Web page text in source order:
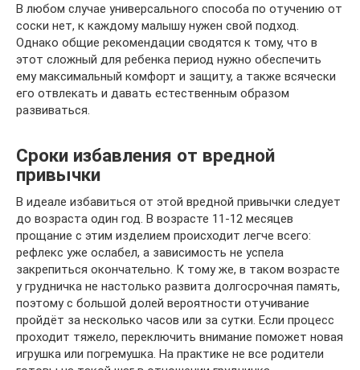
В любом случае универсального способа по отучению от
соски нет, к каждому малышу нужен свой подход.
Однако общие рекомендации сводятся к тому, что в
этот сложный для ребенка период нужно обеспечить
ему максимальный комфорт и защиту, а также всячески
его отвлекать и давать естественным образом
развиваться.
Сроки избавления от вредной
привычки
В идеале избавиться от этой вредной привычки следует
до возраста один год. В возрасте 11-12 месяцев
прощание с этим изделием происходит легче всего:
рефлекс уже ослабел, а зависимость не успела
закрепиться окончательно. К тому же, в таком возрасте
у грудничка не настолько развита долгосрочная память,
поэтому с большой долей вероятности отучивание
пройдёт за несколько часов или за сутки. Если процесс
проходит тяжело, переключить внимание поможет новая
игрушка или погремушка. На практике не все родители